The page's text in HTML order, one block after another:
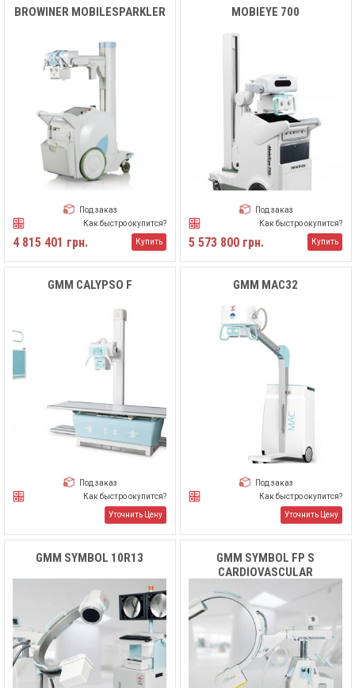
BROWINER MOBILESPARKLER
Под заказ
Как быстро окупится?
4 815 401 грн. Купить
MOBIEYE 700
Под заказ
Как быстро окупится?
5 573 800 грн. Купить
GMM CALYPSO F
Под заказ
Как быстро окупится?
Уточнить Цену
GMM MAC32
Под заказ
Как быстро окупится?
Уточнить Цену
GMM SYMBOL 10R13
GMM SYMBOL FP S
CARDIOVASCULAR